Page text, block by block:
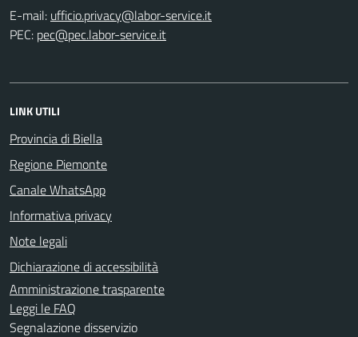
E-mail:
PEC:
LINK UTILI
Provincia di Biella
Regione Piemonte
Canale WhatsApp
Informativa privacy
Note legali
Dichiarazione di accessibilità
Amministrazione trasparente
Leggi le FAQ
Segnalazione disservizio